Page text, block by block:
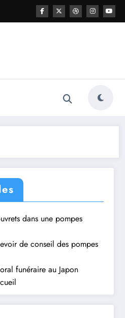
dans une pompes
de conseil des pompes
funéraire au Japon